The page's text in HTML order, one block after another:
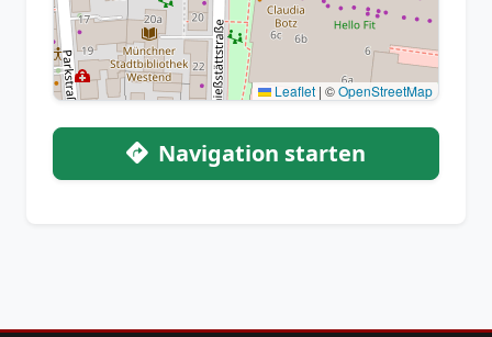
Leaflet | ©OpenStreetMap
Navigation starten